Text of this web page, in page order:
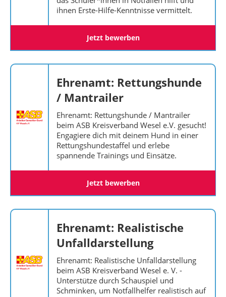
ihnen Erste-Hilfe-Kenntnisse vermittelt.
Jetzt bewerben
Ehrenamt: Rettungshunde
/ Mantrailer
Ehrenamt: Rettungshunde / Mantrailer
beim ASB Kreisverband Wesel e.V. gesucht!
Engagiere dich mit deinem Hund in einer
Rettungshundestaffel und erlebe
spannende Trainings und Einsätze.
Jetzt bewerben
Ehrenamt: Realistische
Unfalldarstellung
Ehrenamt: Realistische Unfalldarstellung
beim ASB Kreisverband Wesel e. V. -
Unterstütze durch Schauspiel und
Schminken, um Notfallhelfer realistisch auf